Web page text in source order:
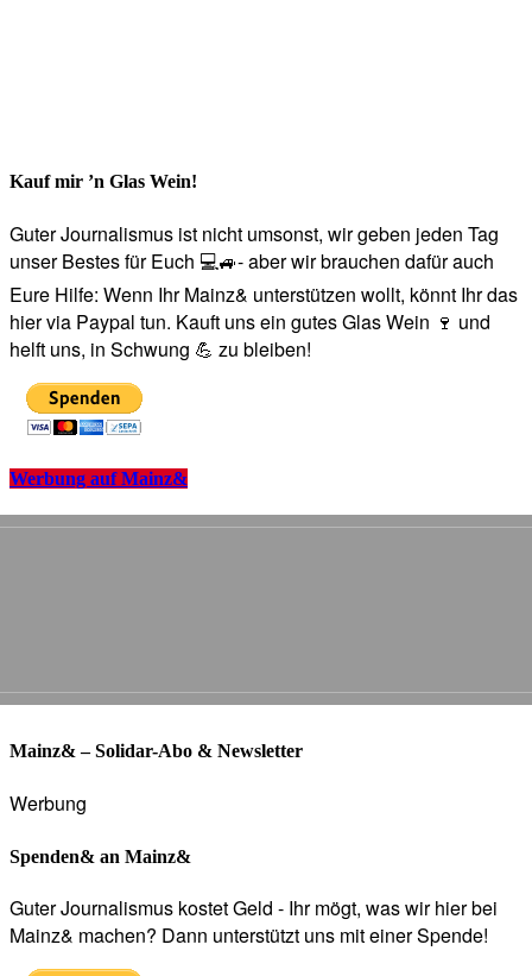
Kauf mir ’n Glas Wein!
Guter Journalismus ist nicht umsonst, wir geben jeden Tag
unser Bestes für Euch 💻🚙- aber wir brauchen dafür auch
Eure Hilfe: Wenn Ihr Mainz& unterstützen wollt, könnt Ihr das
hier via Paypal tun. Kauft uns ein gutes Glas Wein 🍷 und
helft uns, in Schwung 💪 zu bleiben!
Werbung auf Mainz&
Mainz& – Solidar-Abo & Newsletter
Werbung
Spenden& an Mainz&
Guter Journalismus kostet Geld - Ihr mögt, was wir hier bei
Mainz& machen? Dann unterstützt uns mit einer Spende!